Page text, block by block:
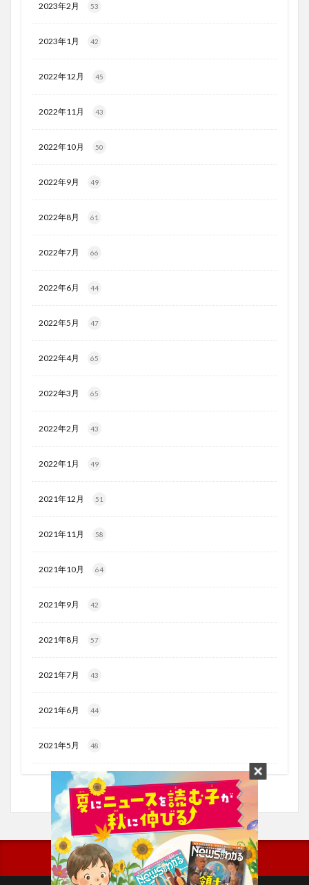
2023年2月 53
2023年1月 42
2022年12月 45
2022年11月 43
2022年10月 50
2022年9月 49
2022年8月 61
2022年7月 66
2022年6月 44
2022年5月 47
2022年4月 65
2022年3月 65
2022年2月 43
2022年1月 49
2021年12月 51
2021年11月 58
2021年10月 64
2021年9月 42
2021年8月 57
2021年7月 43
2021年6月 44
2021年5月 48